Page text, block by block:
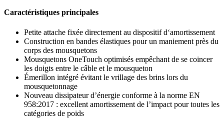
Caractéristiques principales
Petite attache fixée directement au dispositif d‘amortissement
Construction en bandes élastiques pour un maniement près du
corps des mousquetons
Mousquetons OneTouch optimisés empêchant de se coincer
les doigts entre le câble et le mousqueton
Émerillon intégré évitant le vrillage des brins lors du
mousquetonnage
Nouveau dissipateur d’énergie conforme à la norme EN
958:2017 : excellent amortissement de l’impact pour toutes les
catégories de poids